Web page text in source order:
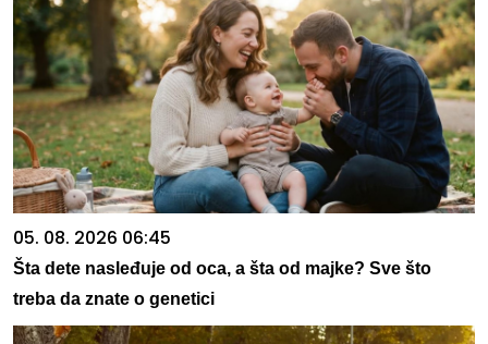
05. 08. 2026 06:45
Šta dete nasleđuje od oca, a šta od majke? Sve što
treba da znate o genetici